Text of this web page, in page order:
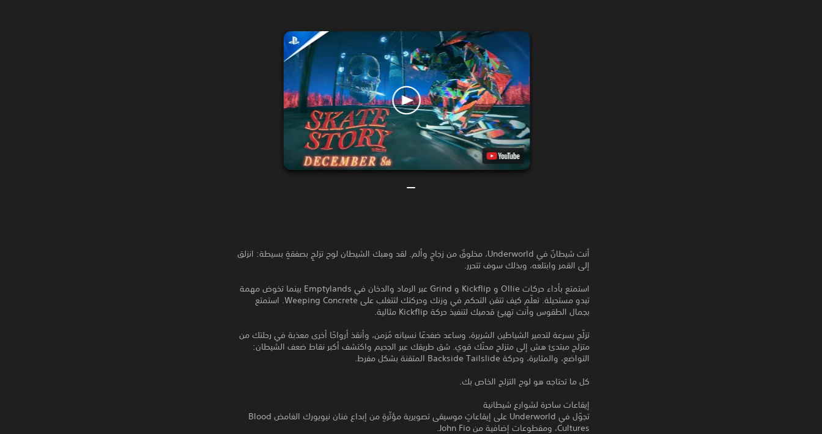
أنت شيطانٌ في Underworld، مخلوقٌ من زجاجٍ وألم. لقد وهبك الشيطان لوح تزلجٍ بصفقةٍ بسيطة: انزلق
إلى القمر وابتلعه، وبذلك سوف تتحرر.
استمتع بأداء حركات Ollie و Kickflip و Grind عبر الرماد والدخان في Emptylands بينما تخوض مهمة
تبدو مستحيلة. تعلّم كيف تتقن التحكم في وزنك وحركتك لتتغلب على Weeping Concrete. استمتع
بجمال الطقوس وأنت تهيئ قدميك لتنفيذ حركة Kickflip مثالية.
تزلّج بسرعة لتدمير الشياطين الشريرة، وساعد ضفدعًا نسيانه مُزمن، وأنقذ أرواحًا أخرى معذبة في رحلتك من
متزلج مبتدئ هش إلى متزلج محنّك قوي. شق طريقك عبر الجحيم واكتشف أكبر نقاط ضعف الشيطان:
التواضع، والمثابرة، وحركة Backside Tailslide المتقنة بشكل مفرط.
كل ما تحتاجه هو لوح التزلج الخاص بك.
إيقاعات ساحرة لشوارع شيطانية
تجوّل في Underworld على إيقاعاتٍ موسيقى تصويرية مؤثّرةٍ من إبداع فنان نيويورك الغامض Blood
Cultures، ومقطوعات إضافية من John Fio.